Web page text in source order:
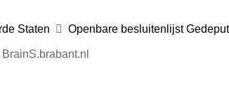
Staten Openbare besluitenlijst